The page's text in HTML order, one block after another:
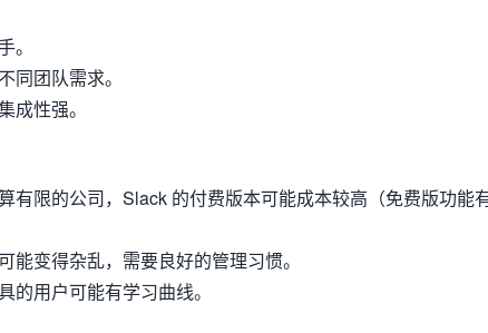
。
同团队需求。
成性强。
有限的公司，Slack 的付费版本可能成本较高（免费版功能
能变得杂乱，需要良好的管理习惯。
的用户可能有学习曲线。